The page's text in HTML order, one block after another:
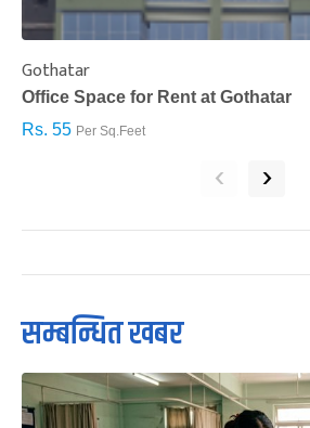
Gothatar
Office Space for Rent at Gothatar
Rs. 55 Per Sq.Feet
‹ ›
सम्बन्धित खबर